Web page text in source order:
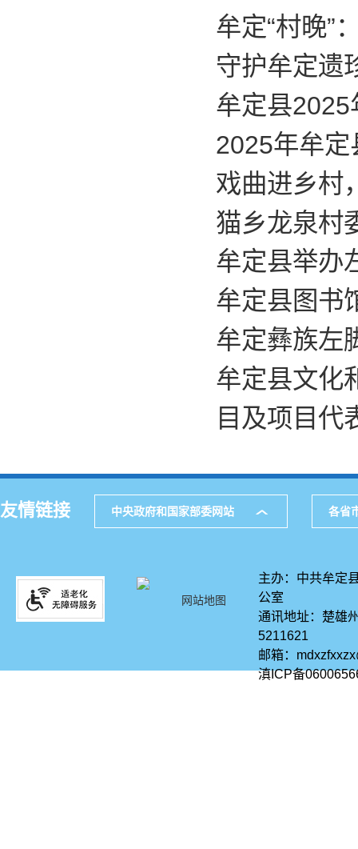
牟定“村晚”
守护牟定遗
牟定县2025
2025年牟
戏曲进乡村
猫乡龙泉村
牟定县举办
牟定县图书
牟定彝族左
牟定县文化
目及项目代
友情链接 中央政府和国家部委网站 各省
网站地图
主办：中共牟定
公室
通讯地址：楚雄
5211621
邮箱：
滇ICP备